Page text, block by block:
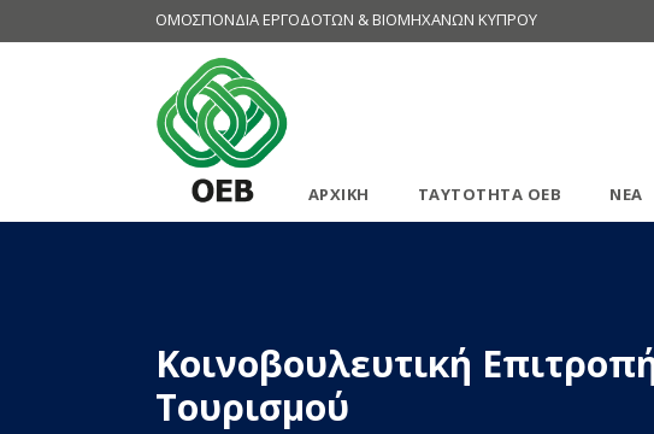
ΟΜΟΣΠΟΝΔΙΑ ΕΡΓΟΔΟΤΩΝ & ΒΙΟΜΗΧΑΝΩΝ ΚΥΠΡΟΥ
ΑΡΧΙΚΗ ΤΑΥΤΟΤΗΤΑ ΟΕΒ ΝΕΑ
Κοινοβουλευτική
Τουρισμού